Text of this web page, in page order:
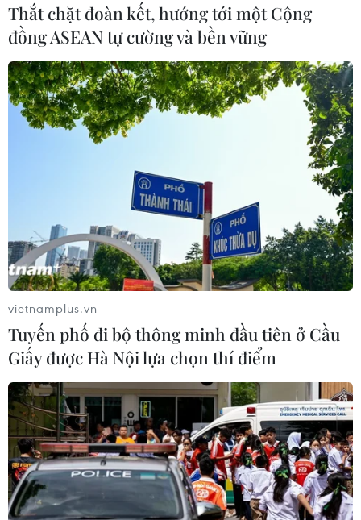
TIN CÙNG CHUYÊN MỤC
Khủng hoảng nắng nóng đẩy 34 tỉnh
của Pháp vào mức nguy cơ cháy
Thắt chặt đoàn kết, hướng tới một Cộng
đồng ASEAN tự cường và bền vững
vietnamplus.vn
Tuyến phố đi bộ thông minh đầu tiên ở Cầu
Giấy được Hà Nội lựa chọn thí điểm